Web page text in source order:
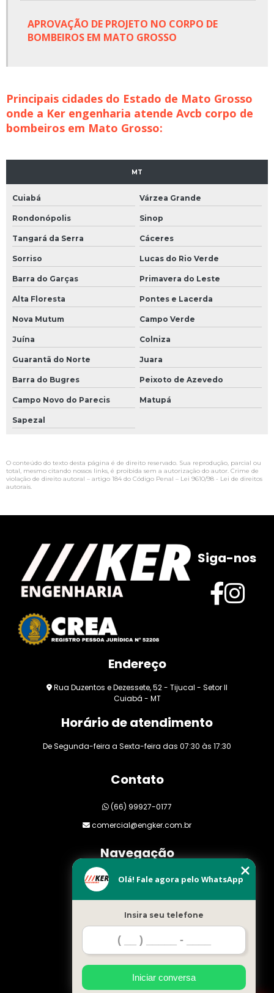
APROVAÇÃO DE PROJETO NO CORPO DE
BOMBEIROS EM MATO GROSSO
Principais cidades do Estado de Mato Grosso
onde a Ker engenharia atende Avcb corpo de
bombeiros em Mato Grosso:
MT
Cuiabá Várzea Grande
Rondonópolis Sinop
Tangará da Serra Cáceres
Sorriso Lucas do Rio Verde
Barra do Garças Primavera do Leste
Alta Floresta Pontes e Lacerda
Nova Mutum Campo Verde
Juína Colniza
Guarantã do Norte Juara
Barra do Bugres Peixoto de Azevedo
Campo Novo do Parecis Matupá
Sapezal
O conteúdo do texto desta página é de direito reservado. Sua reprodução, parcial ou
total, mesmo citando nossos links, é proibida sem a autorização do autor. Crime de
violação de direito autoral – artigo 184 do Código Penal – Lei 9610/98 - Lei de direitos
autorais.
Siga-nos
Endereço
Rua Duzentos e Dezessete, 52 - Tijucal - Setor II
Cuiabá - MT
Horário de atendimento
De Segunda-feira a Sexta-feira das 07:30 às 17:30
Contato
(66) 99927-0177
comercial@engker.com.br
Navegação
Home
Empresa
Clientes
Orçamento
Blog
Serviços
Mapa do site
Olá! Fale agora pelo WhatsApp
Insira seu telefone
Iniciar conversa